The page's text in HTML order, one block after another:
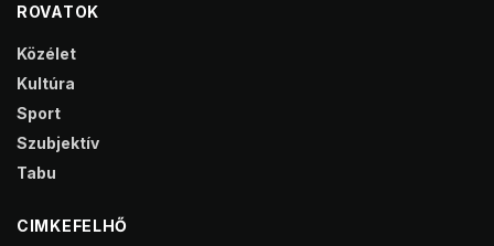
ROVATOK
Közélet
Kultúra
Sport
Szubjektív
Tabu
CIMKEFELHŐ